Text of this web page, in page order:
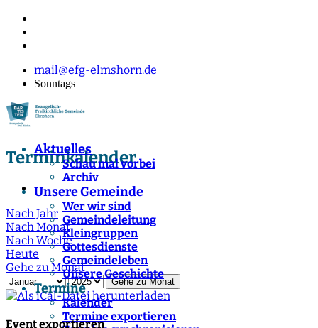
mail@efg-elmshorn.de
Sonntags
Aktuelles
Schau mal vorbei
Archiv
Unsere Gemeinde
Wer wir sind
Gemeindeleitung
Kleingruppen
Gottesdienste
Gemeindeleben
Unsere Geschichte
Termine
Kalender
Termine exportieren
Terminkalender
Nach Jahr
Nach Monat
Nach Woche
Heute
Gehe zu Monat
Gehe zu Monat
Event exportieren